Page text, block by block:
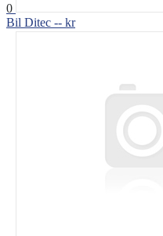
0
Bil Ditec -- kr